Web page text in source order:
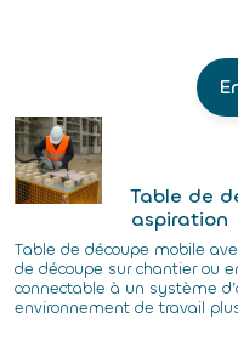
Table de
aspiration
Table de découpe mobile
de découpe sur chantier ou
connectable à un système
environnement de travail